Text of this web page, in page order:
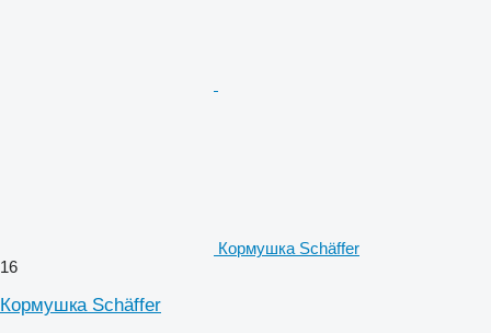
Кормушка Schäffer
16
Кормушка Schäffer